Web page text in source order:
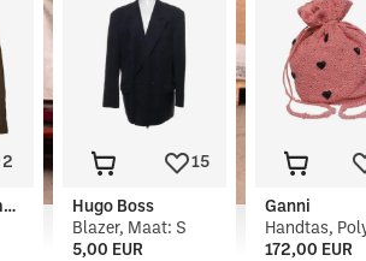
2
Polo Jeans Company Ralph Lauren
15
Hugo Boss
Blazer, Maat: S
5,00 EUR
Ganni
Handtas,
172,00 EUR